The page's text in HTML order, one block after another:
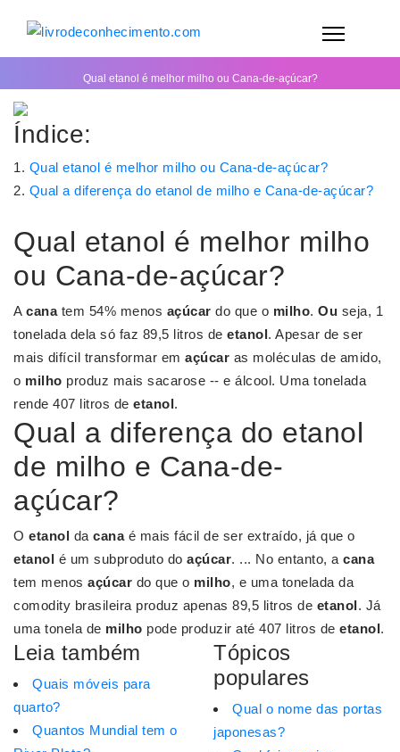
Qual etanol é melhor milho ou Cana-de-açúcar?
Índice:
Qual etanol é melhor milho ou Cana-de-açúcar?
Qual a diferença do etanol de milho e Cana-de-açúcar?
Qual etanol é melhor milho
ou Cana-de-açúcar?
A canatem 54% menos açúcar do que o milho. Ou seja, 1
tonelada dela só faz 89,5 litros de etanol. Apesar de ser
mais difícil transformar em açúcar as moléculas de amido,
o milho produz mais sacarose -- e álcool. Uma tonelada
rende 407 litros de etanol.
Qual a diferença do etanol
de milho e Cana-de-
açúcar?
O etanol da canaé mais fácil de ser extraído, já que o
etanol é um subproduto do açúcar. ... No entanto, a cana
tem menos açúcar do que o milho, e uma tonelada da
comodity brasileira produz apenas 89,5 litros de etanol. Já
uma tonela de milho pode produzir até 407 litros de etanol.
Leia também
Quais móveis para
quarto?
Quantos Mundial tem o
Tópicos
populares
Qual o nome das portas
japonesas?